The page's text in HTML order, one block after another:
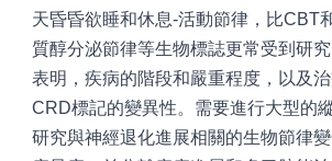
天昏昏欲睡和休息-活動節律，比CBT
質醇分泌節律等生物標誌更常受到研
表明，疾病的階段和嚴重程度，以及
CRD標記的變異性。需要進行大型的
研究與神經退化進展相關的生物節律